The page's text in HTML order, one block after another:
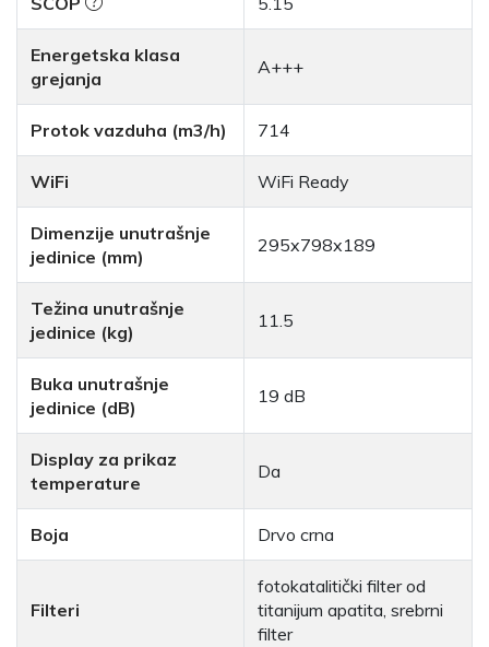
Energetska klasa
grejanja
A+++
Protok vazduha (m3/h) 714
WiFi WiFi Ready
Dimenzije unutrašnje
jedinice (mm)
295x798x189
Težina unutrašnje
jedinice (kg)
11.5
Buka unutrašnje
jedinice (dB)
19 dB
Display za prikaz
temperature
Da
Boja Drvo crna
Filteri
fotokatalitički filter od
titanijum apatita, srebrni
filter